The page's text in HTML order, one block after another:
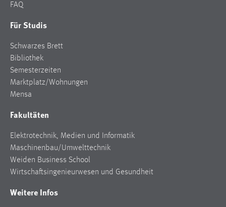
FAQ
Für Studis
Schwarzes Brett
Bibliothek
Semesterzeiten
Marktplatz/Wohnungen
Mensa
Fakultäten
Elektrotechnik, Medien und Informatik
Maschinenbau/Umwelttechnik
Weiden Business School
Wirtschaftsingenieurwesen und Gesundheit
Weitere Infos